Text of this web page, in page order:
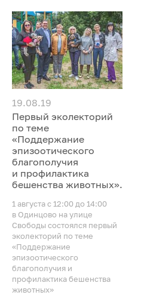
19.08.19
Первый эколекторий
по теме
«Поддержание
эпизоотического
благополучия
и профилактика
бешенства животных».
1 августа с 12:00 до 14:00
в Одинцово на улице
Свободы состоялся первый
эколекторий по теме
«Поддержание
эпизоотического
благополучия и
профилактика бешенства
животных»